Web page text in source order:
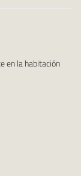
en la habitación